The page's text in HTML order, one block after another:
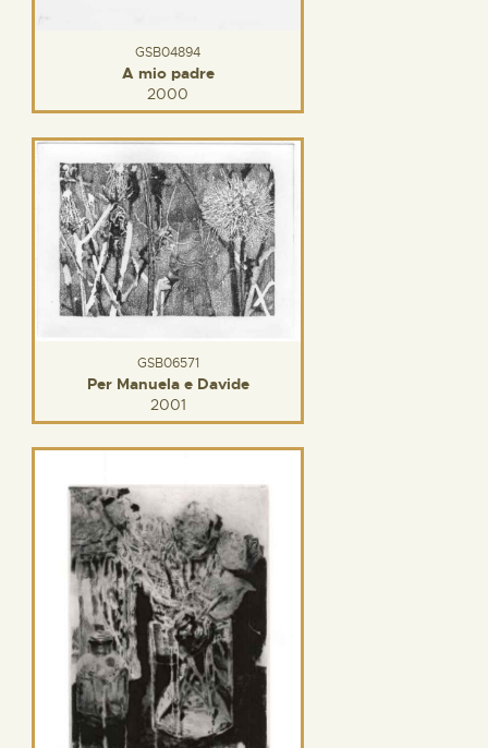
GSB04894
A mio padre
2000
GSB06571
Per Manuela e Davide
2001